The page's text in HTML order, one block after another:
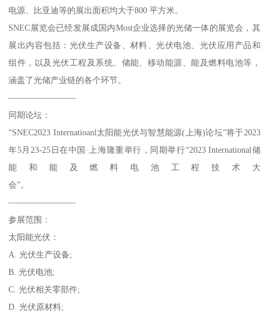
电源、比亚迪等的展出面积均大于800 平方米。
SNEC展览会已经发展成国内Most企业选择的光储一体的展览会，其
展出内容包括：光伏生产设备、材料、光伏电池、光伏应用产品和
组件，以及光伏工程及系统、储能、移动能源、能及燃料电池等，
涵盖了光储产业链的各个环节。
————————
同期论坛：
“SNEC2023 Internatioanl太阳能光伏与智慧能源(上海)论坛”将于2023
年5月23-25日在中国·上海隆重举行，同期举行“2023 International储
能和能及燃料电池工程技术大
会”。
————————
参展范围：
太阳能光伏：
A. 光伏生产设备;
B. 光伏电池;
C. 光伏相关零部件;
D. 光伏原材料;